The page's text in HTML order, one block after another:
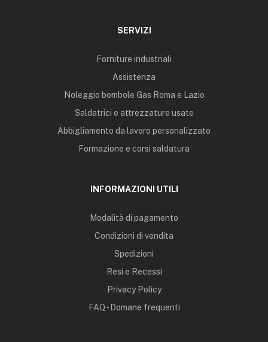
SERVIZI
Forniture industriali
Assistenza
Noleggio bombole Gas Roma e Lazio
Saldatrici e attrezzature usate
Abbigliamento da lavoro personalizzato
Formazione e corsi saldatura
INFORMAZIONI UTILI
Modalità di pagamento
Condizioni di vendita
Spedizioni
Resi e Recessi
Privacy Policy
FAQ - Domane frequenti